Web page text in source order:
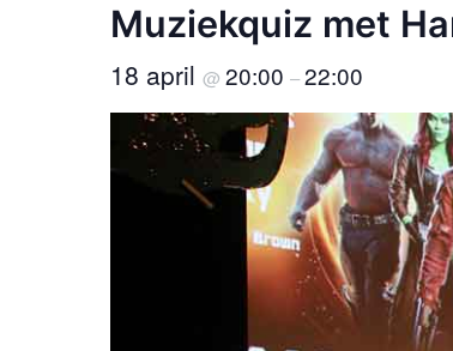
Muziekquiz met
18 april @ 20:00 –22:00